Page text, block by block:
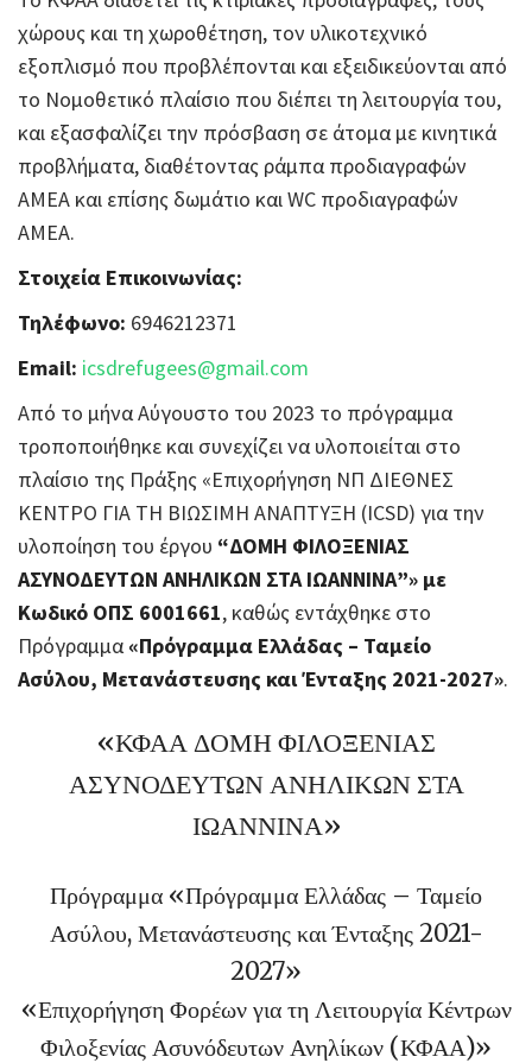
χώρους και τη χωροθέτηση, τον υλικοτεχνικό
εξοπλισμό που προβλέπονται και εξειδικεύονται από
το Νομοθετικό πλαίσιο που διέπει τη λειτουργία του,
και εξασφαλίζει την πρόσβαση σε άτομα με κινητικά
προβλήματα, διαθέτοντας ράμπα προδιαγραφών
ΑΜΕΑ και επίσης δωμάτιο και WC προδιαγραφών
ΑΜΕΑ.
Στοιχεία Επικοινωνίας:
Τηλέφωνο: 6946212371
Email: icsdrefugees@gmail.com
Από το μήνα Αύγουστο του 2023 το πρόγραμμα
τροποποιήθηκε και συνεχίζει να υλοποιείται στο
πλαίσιο της Πράξης «Επιχορήγηση ΝΠ ΔΙΕΘΝΕΣ
ΚΕΝΤΡΟ ΓΙΑ ΤΗ ΒΙΩΣΙΜΗ ΑΝΑΠΤΥΞΗ (ICSD) για την
υλοποίηση του έργου “ΔΟΜΗ ΦΙΛΟΞΕΝΙΑΣ
ΑΣΥΝΟΔΕΥΤΩΝ ΑΝΗΛΙΚΩΝ ΣΤΑ ΙΩΑΝΝΙΝΑ”» με
Κωδικό ΟΠΣ 6001661, καθώς εντάχθηκε στο
Πρόγραμμα«Πρόγραμμα Ελλάδας – Ταμείο
Ασύλου, Μετανάστευσης και Ένταξης 2021-2027».
«ΚΦΑΑ ΔΟΜΗ ΦΙΛΟΞΕΝΙΑΣ
ΑΣΥΝΟΔΕΥΤΩΝ ΑΝΗΛΙΚΩΝ ΣΤΑ
ΙΩΑΝΝΙΝΑ»
Πρόγραμμα «Πρόγραμμα Ελλάδας – Ταμείο
Ασύλου, Μετανάστευσης και Ένταξης 2021-
2027»
«Επιχορήγηση Φορέων για τη Λειτουργία Κέντρων
Φιλοξενίας Ασυνόδευτων Ανηλίκων (ΚΦΑΑ)»